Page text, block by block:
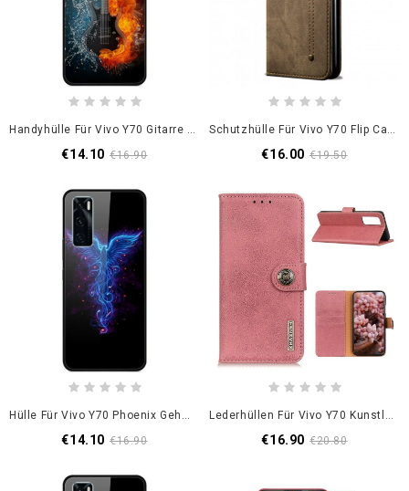
Handyhülle Für Vivo Y70 Gitarre Aus Gehärtetem Glas
€14.10 €16.90
Schutzhülle Für Vivo Y70 Flip Case Denim-Stoff
€16.00 €19.50
Hülle Für Vivo Y70 Phoenix Gehärtetes Glas
€14.10 €16.90
Lederhüllen Für Vivo Y70 Kunstleder Khazneh
€16.90 €20.80